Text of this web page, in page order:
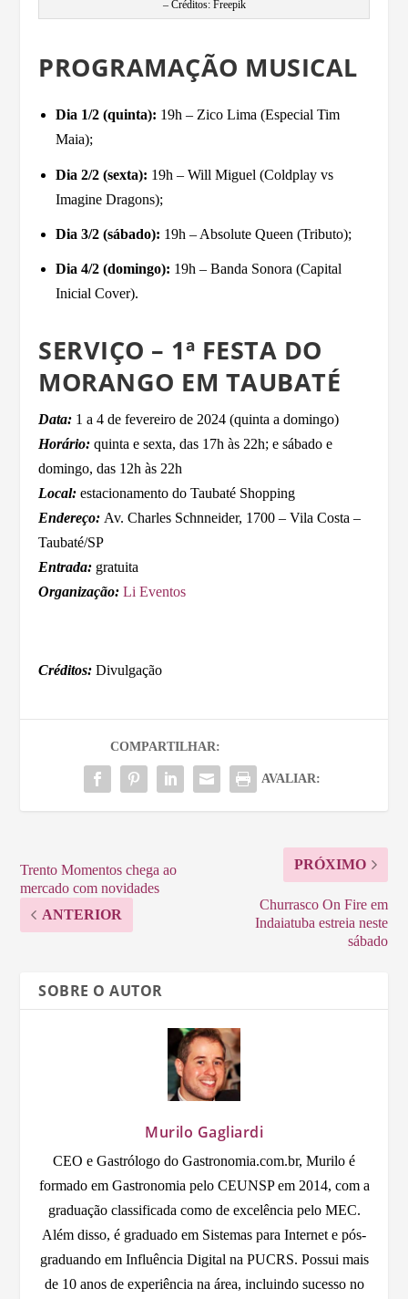
– Créditos: Freepik
PROGRAMAÇÃO MUSICAL
Dia 1/2 (quinta): 19h – Zico Lima (Especial Tim
Maia);
Dia 2/2 (sexta): 19h – Will Miguel (Coldplay vs
Imagine Dragons);
Dia 3/2 (sábado): 19h – Absolute Queen (Tributo);
Dia 4/2 (domingo): 19h – Banda Sonora (Capital
Inicial Cover).
SERVIÇO – 1ª FESTA DO
MORANGO EM TAUBATÉ
Data: 1 a 4 de fevereiro de 2024 (quinta a domingo)
Horário: quinta e sexta, das 17h às 22h; e sábado e
domingo, das 12h às 22h
Local: estacionamento do Taubaté Shopping
Endereço: Av. Charles Schnneider, 1700 – Vila Costa –
Taubaté/SP
Entrada: gratuita
Organização: Li Eventos
Créditos: Divulgação
COMPARTILHAR:
AVALIAR:
Trento Momentos chega ao
mercado com novidades
ANTERIOR
PRÓXIMO
Churrasco On Fire em
Indaiatuba estreia neste
sábado
SOBRE O AUTOR
Murilo Gagliardi
CEO e Gastrólogo do Gastronomia.com.br, Murilo é
formado em Gastronomia pelo CEUNSP em 2014, com a
graduação classificada como de excelência pelo MEC.
Além disso, é graduado em Sistemas para Internet e pós-
graduando em Influência Digital na PUCRS. Possui mais
de 10 anos de experiência na área, incluindo sucesso no